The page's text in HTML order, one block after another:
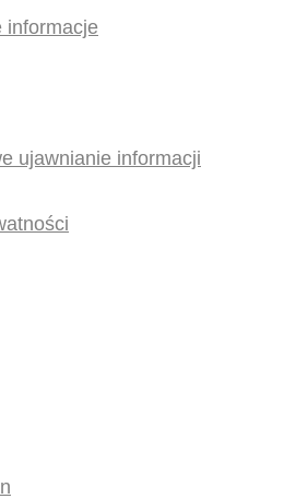
informacje
ujawnianie informacji